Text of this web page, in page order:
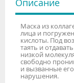
Описание
Маска из
лица и
кислоты. Под
таять и
низкой
свободно
и вызванные
нарушения.